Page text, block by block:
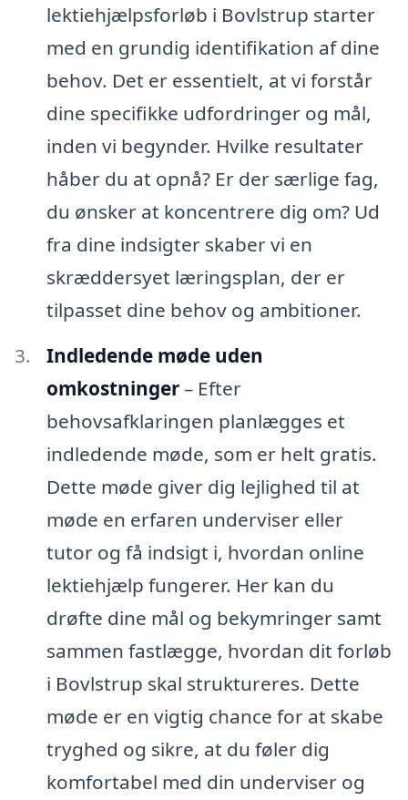
lektiehjælpsforløb i Bovlstrup starter
med en grundig identifikation af dine
behov. Det er essentielt, at vi forstår
dine specifikke udfordringer og mål,
inden vi begynder. Hvilke resultater
håber du at opnå? Er der særlige fag,
du ønsker at koncentrere dig om? Ud
fra dine indsigter skaber vi en
skræddersyet læringsplan, der er
tilpasset dine behov og ambitioner.
Indledende møde uden
omkostninger– Efter
behovsafklaringen planlægges et
indledende møde, som er helt gratis.
Dette møde giver dig lejlighed til at
møde en erfaren underviser eller
tutor og få indsigt i, hvordan online
lektiehjælp fungerer. Her kan du
drøfte dine mål og bekymringer samt
sammen fastlægge, hvordan dit forløb
i Bovlstrup skal struktureres. Dette
møde er en vigtig chance for at skabe
tryghed og sikre, at du føler dig
komfortabel med din underviser og